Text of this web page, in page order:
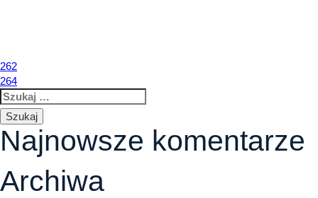
Nawigacja
wpisu
262
264
Szukaj:
Najnowsze komentarze
Archiwa